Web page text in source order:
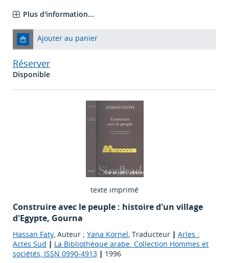
Plus d'information...
Ajouter au panier
Réserver
Disponible
texte imprimé
Construire avec le peuple : histoire d'un village
d'Egypte, Gourna
Hassan Faty, Auteur ; Yana Kornel, Traducteur | Arles :
Actes Sud | La Bibliothèque arabe. Collection Hommes et
sociétés, ISSN 0990-4913 | 1996